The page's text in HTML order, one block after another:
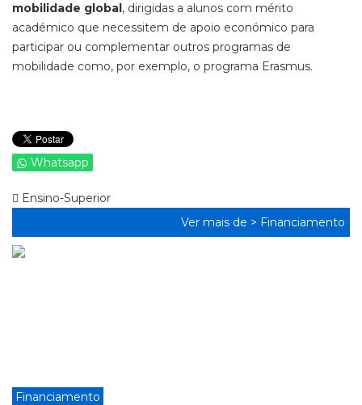
mobilidade global, dirigidas a alunos com mérito
académico que necessitem de apoio económico para
participar ou complementar outros programas de
mobilidade como, por exemplo, o programa Erasmus.
Whatsapp
Ensino-Superior
Ver mais de > Financiamento
Financiamento